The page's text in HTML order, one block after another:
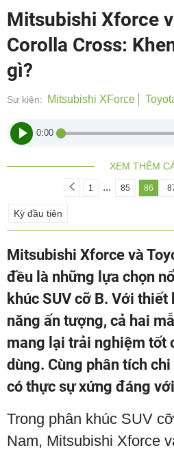
Mitsubishi Xforce
Corolla Cross:
gì?
Sự kiện: Mitsubishi XForce
0:00
XEM THÊM
1 ... 85 86
Kỳ đầu tiên
Mitsubishi Xforce và
đều là những lựa chọn
khúc SUV cỡ B. Với
năng ấn tượng, cả hai
mang lại trải nghiệm tốt
dùng. Cùng phân tích
có thực sự xứng đáng
Trong phân khúc SUV
Nam, Mitsubishi Xforce